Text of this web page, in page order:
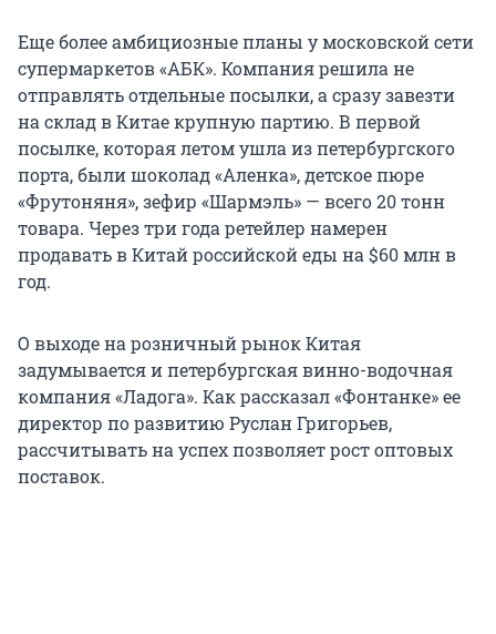
Еще более амбициозные планы у московской сети
супермаркетов «АБК». Компания решила не
отправлять отдельные посылки, а сразу завезти
на склад в Китае крупную партию. В первой
посылке, которая летом ушла из петербургского
порта, были шоколад «Аленка», детское пюре
«Фрутоняня», зефир «Шармэль» — всего 20 тонн
товара. Через три года ретейлер намерен
продавать в Китай российской еды на $60 млн в
год.
О выходе на розничный рынок Китая
задумывается и петербургская винно-водочная
компания «Ладога». Как рассказал «Фонтанке» ее
директор по развитию Руслан Григорьев,
рассчитывать на успех позволяет рост оптовых
поставок.